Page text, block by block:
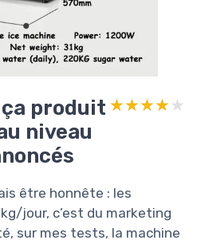
produit
niveau
★★★★★
★★★★★
être honnête : les
jour, c’est du marketing
sur mes tests, la machine